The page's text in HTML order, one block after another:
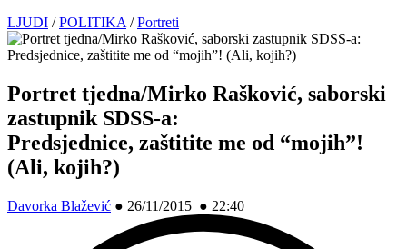
LJUDI /POLITIKA /Portreti
Portret tjedna/Mirko Rašković, saborski
zastupnik SDSS-a:
Predsjednice, zaštitite me od “mojih”!
(Ali, kojih?)
Davorka Blažević ● 26/11/2015 ● 22:40